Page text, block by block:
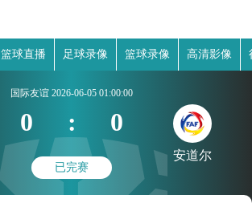
篮球直播 足球录像 篮球录像 高清影像
国际友谊 2026-06-05 01:00:00
0 : 0
已完赛
安道尔